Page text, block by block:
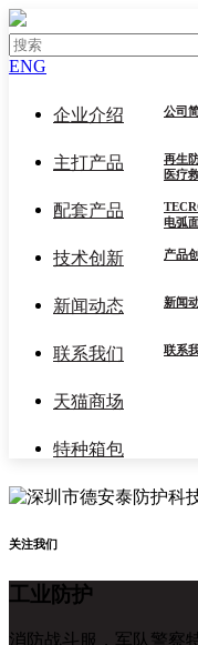
ENG
企业介绍 公司
主打产品 再生
医疗
配套产品
电弧
技术创新 产品
新闻动态 新闻
联系我们 联系
天猫商场
特种箱包
关注我们
工业防护
消防战斗服，军队警察